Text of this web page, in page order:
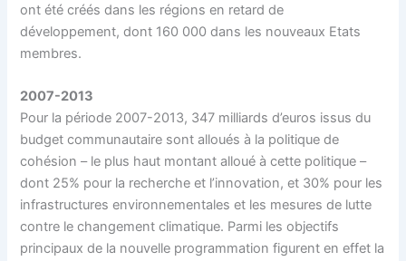
ont été créés dans les régions en retard de
développement, dont 160 000 dans les nouveaux Etats
membres.
2007-2013
Pour la période 2007-2013, 347 milliards d’euros issus du
budget communautaire sont alloués à la politique de
cohésion – le plus haut montant alloué à cette politique –
dont 25% pour la recherche et l’innovation, et 30% pour les
infrastructures environnementales et les mesures de lutte
contre le changement climatique. Parmi les objectifs
principaux de la nouvelle programmation figurent en effet la